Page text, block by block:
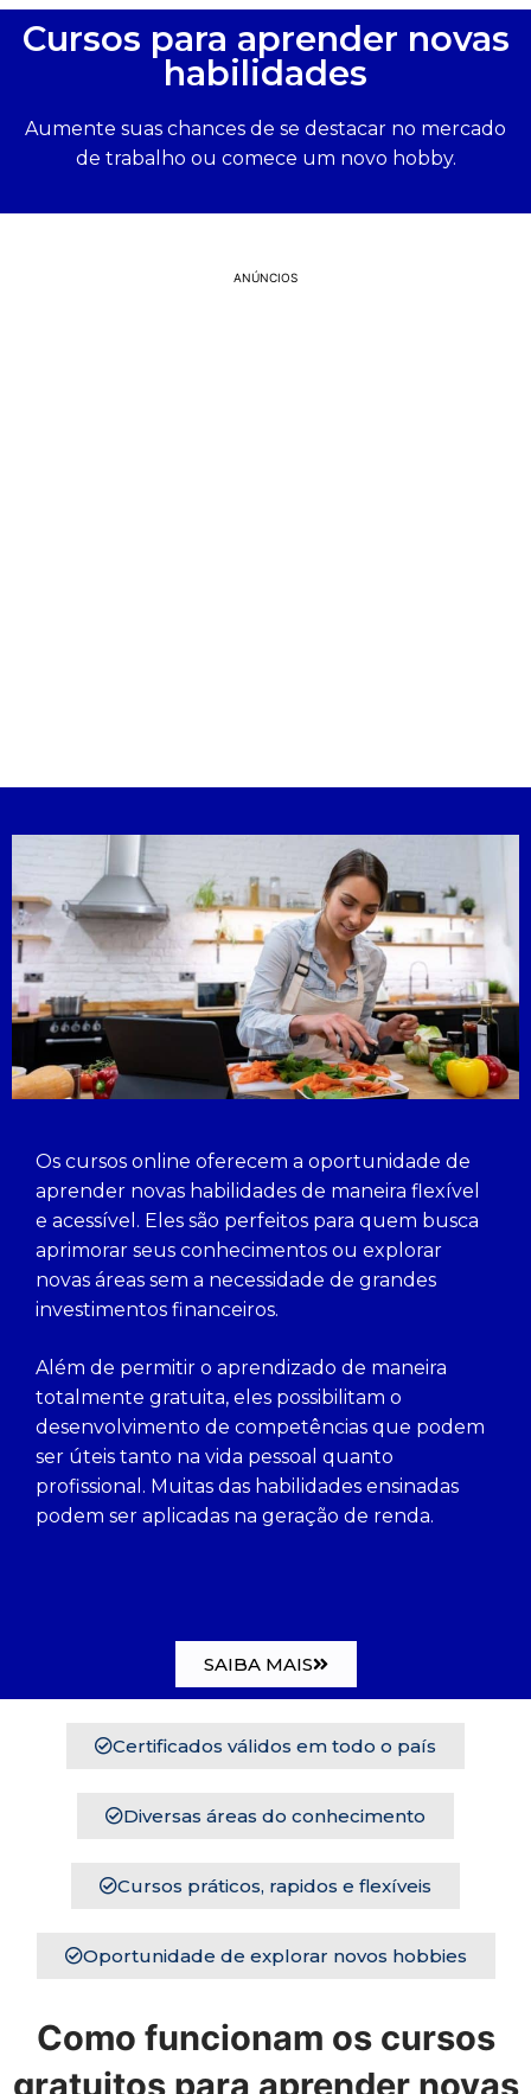
Cursos para aprender novas
habilidades
Aumente suas chances de se destacar no mercado
de trabalho ou comece um novo hobby.
ANÚNCIOS
Os cursos online oferecem a oportunidade de
aprender novas habilidades de maneira flexível
e acessível. Eles são perfeitos para quem busca
aprimorar seus conhecimentos ou explorar
novas áreas sem a necessidade de grandes
investimentos financeiros.
Além de permitir o aprendizado de maneira
totalmente gratuita, eles possibilitam o
desenvolvimento de competências que podem
ser úteis tanto na vida pessoal quanto
profissional. Muitas das habilidades ensinadas
podem ser aplicadas na geração de renda.
SAIBA MAIS
Certificados válidos em todo o país
Diversas áreas do conhecimento
Cursos práticos, rapidos e flexíveis
Oportunidade de explorar novos hobbies
Como funcionam os cursos
gratuitos para aprender novas